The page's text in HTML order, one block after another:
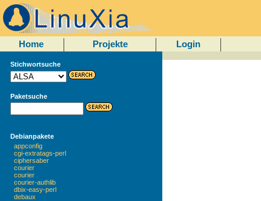
Home Projekte Login
Stichwortsuche
Paketsuche
Debianpakete
appconfig
cgi-extratags-perl
ciphersaber
courier
courier
courier-authlib
dbix-easy-perl
debaux